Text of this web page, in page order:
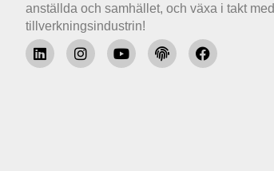
anställda och samhället, och växa i takt med
tillverkningsindustrin!